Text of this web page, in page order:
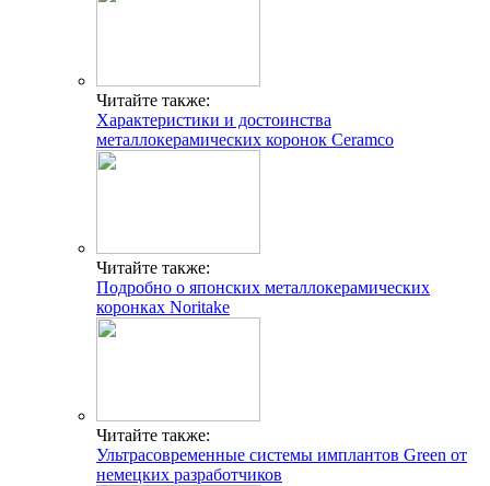
Читайте также:
Характеристики и достоинства
металлокерамических коронок Ceramco
Читайте также:
Подробно о японских металлокерамических
коронках Noritake
Читайте также:
Ультрасовременные системы имплантов Green от
немецких разработчиков